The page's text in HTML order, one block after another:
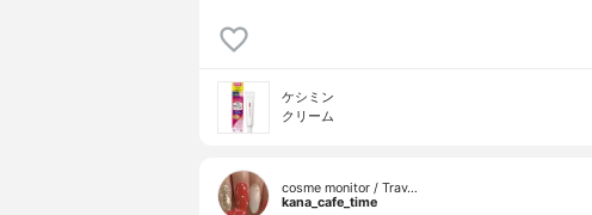
ケシミン
クリーム
cosme monitor / Trav…
kana_cafe_time